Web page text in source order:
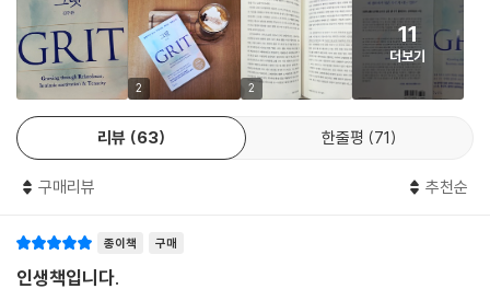
하면 그릿을 통해 물론 무엇이든 잘 해내는 아이로 키울 수 있을까? 이번
전면개정판에서 새롭게 정립한 그릿의 의미는 다음과 같다. G는 성장(Gr
owing)으로 현재 상태에서 자신의 잠재력을 충분히 발휘해내는 것을 뜻
한다. 아이가 이미 갖고 있는 능력을 온전히 발현해내는 것을 성장이라고
할 때, 이러한 성장(G)은 자기조절력(Tenacity), 대인관계력(Relatedn
ess), 자기동기력(Intrinsic motivation)이라는 세 가지 마음근력을 통
가지 마음근력을 통해 아이가 잘 성장하도록 도와주자는 개념이다(GRIT
city). 세 가지 마음근력의 의미는 다음과 같다.
2 2
11
더보기
리뷰 63 한줄평 71
구매리뷰 추천순
종이책 구매
인생책입니다.